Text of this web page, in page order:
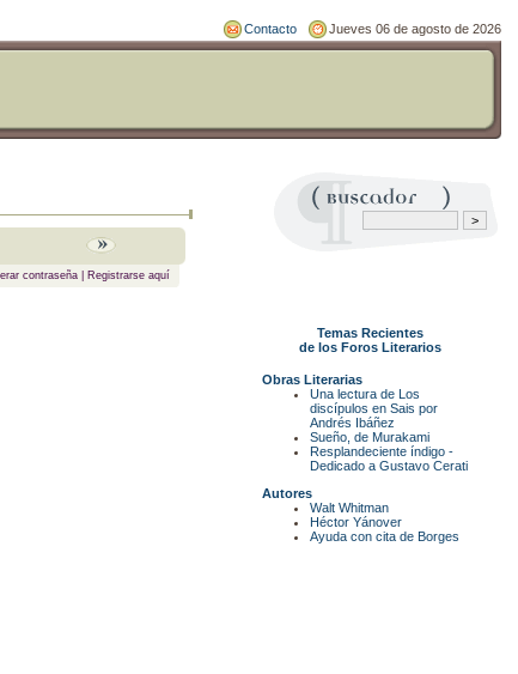
Contacto Jueves 06 de agosto de 2026
contraseña| Registrarse aquí
Temas Recientes
de los Foros Literarios
Obras Literarias
Una lectura de Los
discípulos en Sais por
Andrés Ibáñez
Sueño, de Murakami
Resplandeciente índigo -
Dedicado a Gustavo Cerati
Autores
Walt Whitman
Héctor Yánover
Ayuda con cita de Borges